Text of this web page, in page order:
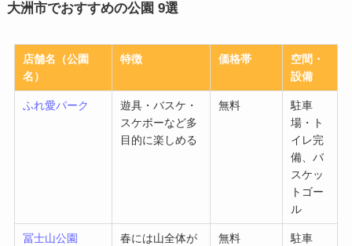
大洲市でおすすめの公園 9選
店舗名（公園
名）
特徴 価格帯
空間・
設備
ふれ愛パーク
遊具・バスケ・
スケボーなど多
目的に楽しめる
無料
駐車
場・ト
イレ完
備、バ
スケッ
トゴー
ル
冨士山公園
春には山全体が
無料
駐車